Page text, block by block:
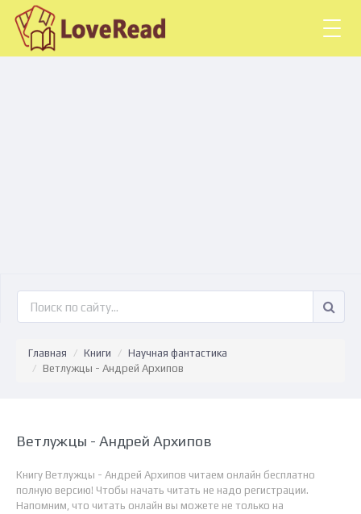
Главная Книги
Научная фантастика
Ветлужцы - Андрей Архипов
Ветлужцы - Андрей Архипов
Книгу Ветлужцы - Андрей Архипов читаем онлайн бесплатно
полную версию! Чтобы начать читать не надо регистрации.
Напомним, что читать онлайн вы можете не только на